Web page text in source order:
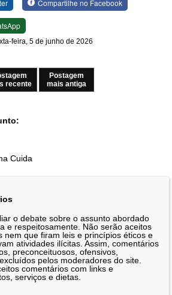
Compartilhe no Facebook
feira, 5 de junho de 2026
recente
Postagem
mais antiga
Cuida
o debate sobre o assunto abordado
e respeitosamente. Não serão aceitos
nem que firam leis e princípios éticos e
atividades ilícitas. Assim, comentários
preconceituosos, ofensivos,
pelos moderadores do site.
comentários com links e
serviços e dietas.